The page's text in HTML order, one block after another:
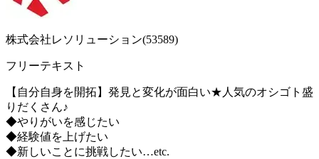
株式会社レソリューション(53589)
フリーテキスト
【自分自身を開拓】発見と変化が面白い★人気のオシゴト盛
りだくさん♪
◆やりがいを感じたい
◆経験値を上げたい
◆新しいことに挑戦したい…etc.